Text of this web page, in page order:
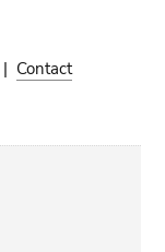
| Contact